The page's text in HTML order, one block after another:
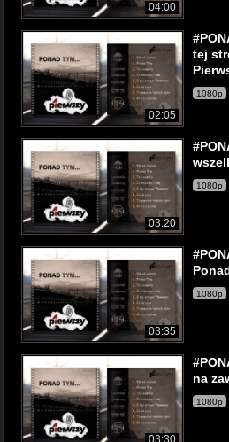
04:00
02:05
tej
1080p
03:20
1080p
03:35
1080p
03:30
na
1080p